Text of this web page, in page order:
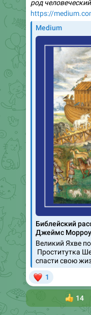
род
https://
Medium
Библейский
Джеймс Морроу
Великий Яхве
Проститутка
спасти свою
1
14